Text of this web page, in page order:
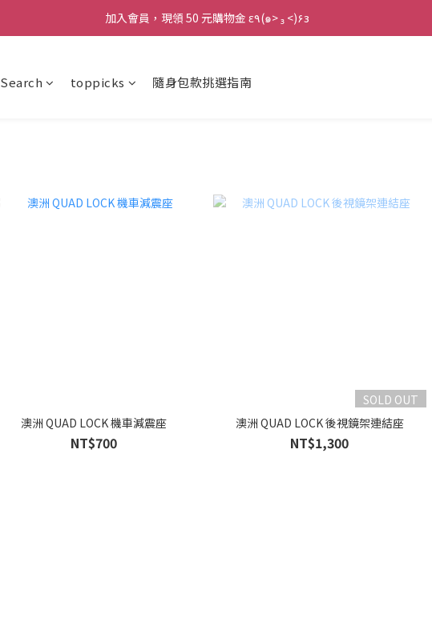
加入會員，現領 50 元購物金 ε٩(๑> ₃ <)۶з
加入會員，現領 50 元購物金 ε٩(๑> ₃ <)۶з
Search toppicks 隨身包款挑選指南
澳洲 QUAD LOCK 機車減震座
NT$700
SOLD OUT
澳洲 QUAD LOCK 後視鏡架連結座
NT$1,300